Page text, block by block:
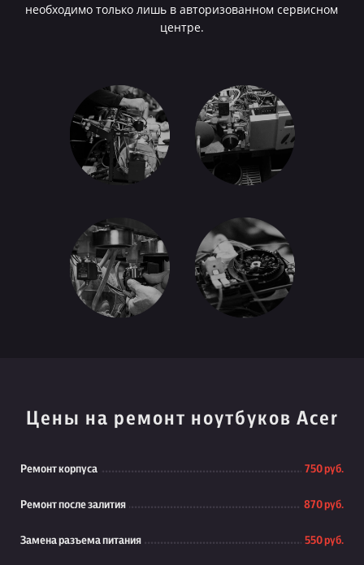
необходимо только лишь в авторизованном сервисном
центре.
Цены на ремонт ноутбуков Acer
Ремонт корпуса 750 руб.
Ремонт после залития 870 руб.
Замена разъема питания 550 руб.